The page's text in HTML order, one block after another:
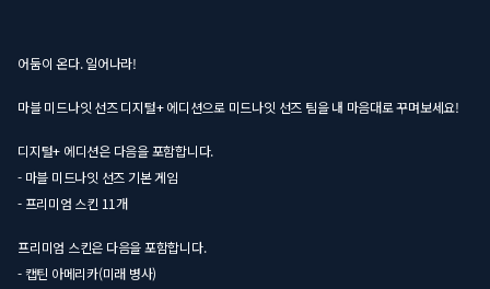
어둠이 온다. 일어나라!
마블 미드나잇 선즈 디지털+ 에디션으로 미드나잇 선즈 팀을 내 마음대로 꾸며보세요!
디지털+ 에디션은 다음을 포함합니다.
- 마블 미드나잇 선즈 기본 게임
- 프리미엄 스킨 11개
프리미엄 스킨은 다음을 포함합니다.
- 캡틴 아메리카(미래 병사)